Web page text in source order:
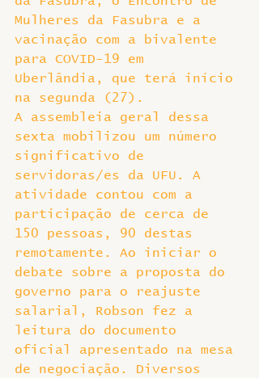
Mulheres da Fasubra e a
vacinação com a bivalente
para COVID-19 em
Uberlândia, que terá início
na segunda (27).
A assembleia geral dessa
sexta mobilizou um número
significativo de
servidoras/es da UFU. A
atividade contou com a
participação de cerca de
150 pessoas, 90 destas
remotamente. Ao iniciar o
debate sobre a proposta do
governo para o reajuste
salarial, Robson fez a
leitura do documento
oficial apresentado na mesa
de negociação. Diversos